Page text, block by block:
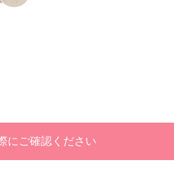
にご確認ください